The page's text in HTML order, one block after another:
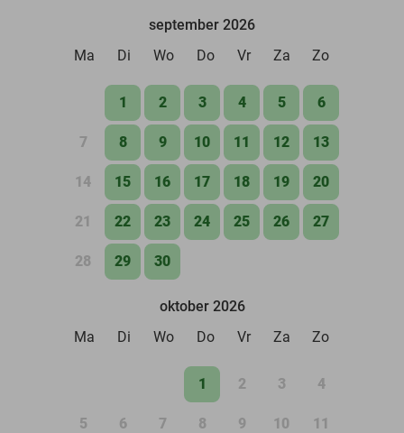
september 2026
Ma
Di Wo Do Vr Za Zo
1 2 3 4 5 6
7 8 9 10 11 12 13
14 15 16 17 18 19 20
21 22 23 24 25 26 27
28 29 30
oktober 2026
Ma
Di Wo Do Vr Za Zo
1 2 3 4
5 6 7 8 9 10 11